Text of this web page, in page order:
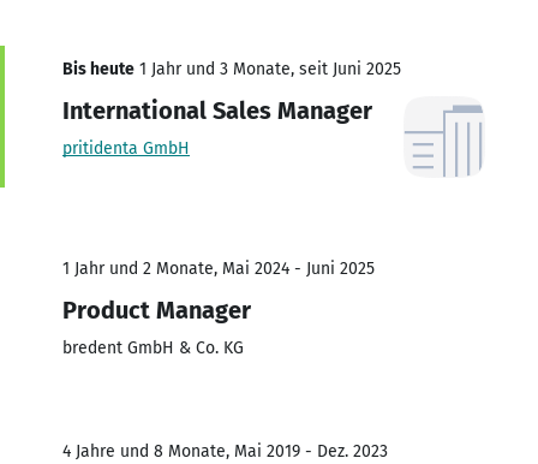
Bis heute 1 Jahr und 3 Monate, seit Juni 2025
International Sales Manager
pritidenta GmbH
1 Jahr und 2 Monate, Mai 2024 - Juni 2025
Product Manager
bredent GmbH & Co. KG
4 Jahre und 8 Monate, Mai 2019 - Dez. 2023